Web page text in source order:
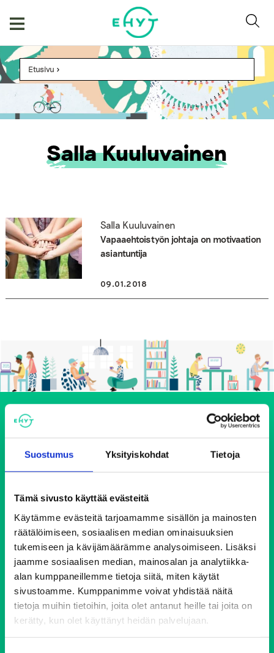
Suostumus Yksityiskohdat Tietoja
Tämä sivusto käyttää evästeitä
Käytämme evästeitä tarjoamamme sisällön ja mainosten
räätälöimiseen, sosiaalisen median ominaisuuksien
tukemiseen ja kävijämäärämme analysoimiseen. Lisäksi
jaamme sosiaalisen median, mainosalan ja analytiikka-
alan kumppaneillemme tietoja siitä, miten käytät
sivustoamme. Kumppanimme voivat yhdistää näitä
tietoja muihin tietoihin, joita olet antanut heille tai joita on
kerätty, kun olet käyttänyt heidän palvelujaan.
Etusivu >
Salla Kuuluvainen
Salla Kuuluvainen
Vapaaehtoistyön johtaja on motivaation
asiantuntija
09.01.2018
Ehkäisevä päihdetyö EHYT ry
Keskustoimisto
Elimäenkatu 17-19
00510 Helsinki
ehyt@ehyt.fi
Aluetoimistot>>
Päihdeneuvonta